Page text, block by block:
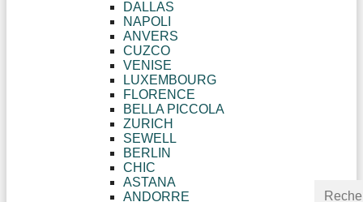
DALLAS
NAPOLI
ANVERS
CUZCO
VENISE
LUXEMBOURG
FLORENCE
BELLA PICCOLA
ZURICH
SEWELL
BERLIN
CHIC
ASTANA
ANDORRE